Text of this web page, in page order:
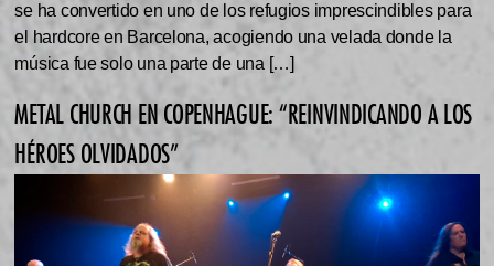
se ha convertido en uno de los refugios imprescindibles para
el hardcore en Barcelona, acogiendo una velada donde la
música fue solo una parte de una […]
METAL CHURCH EN COPENHAGUE: “REINVINDICANDO A LOS
HÉROES OLVIDADOS”